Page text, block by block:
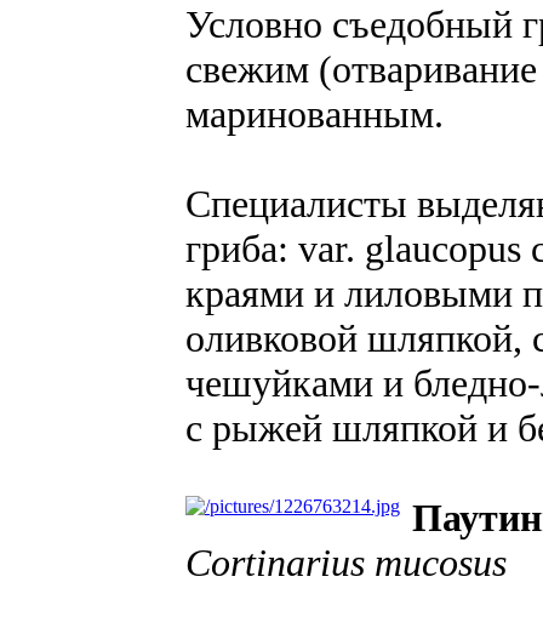
Условно съедобный
свежим
маринованным.
Специалисты
гриба: var.
краями и лиловыми
оливковой
чешуйками и
с рыжей шляпкой и
Cortinarius mucosus